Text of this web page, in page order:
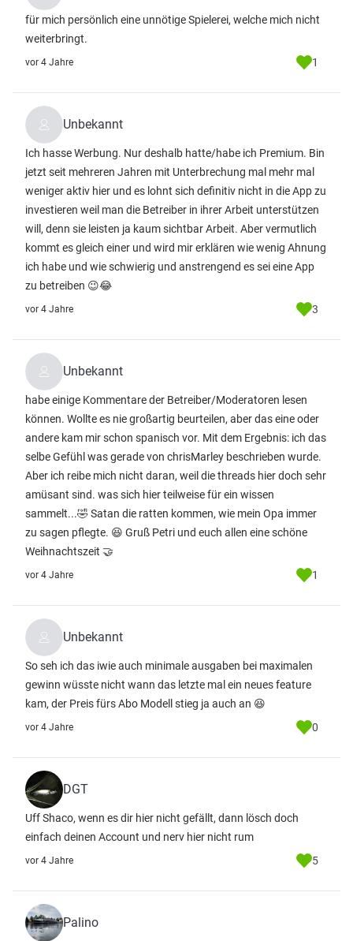
für mich persönlich eine unnötige Spielerei, welche mich nicht
weiterbringt.
vor 4 Jahre 1
Unbekannt
Ich hasse Werbung. Nur deshalb hatte/habe ich Premium. Bin
jetzt seit mehreren Jahren mit Unterbrechung mal mehr mal
weniger aktiv hier und es lohnt sich definitiv nicht in die App zu
investieren weil man die Betreiber in ihrer Arbeit unterstützen
will, denn sie leisten ja kaum sichtbar Arbeit. Aber vermutlich
kommt es gleich einer und wird mir erklären wie wenig Ahnung
ich habe und wie schwierig und anstrengend es sei eine App
zu betreiben 😉😂
vor 4 Jahre 3
Unbekannt
habe einige Kommentare der Betreiber/Moderatoren lesen
können. Wollte es nie großartig beurteilen, aber das eine oder
andere kam mir schon spanisch vor. Mit dem Ergebnis: ich das
selbe Gefühl was gerade von chrisMarley beschrieben wurde.
Aber ich reibe mich nicht daran, weil die threads hier doch sehr
amüsant sind. was sich hier teilweise für ein wissen
sammelt...🤣 Satan die ratten kommen, wie mein Opa immer
zu sagen pflegte. 😆 Gruß Petri und euch allen eine schöne
Weihnachtszeit 🤝
vor 4 Jahre 1
Unbekannt
So seh ich das iwie auch minimale ausgaben bei maximalen
gewinn wüsste nicht wann das letzte mal ein neues feature
kam, der Preis fürs Abo Modell stieg ja auch an 😆
vor 4 Jahre 0
DGT
Uff Shaco, wenn es dir hier nicht gefällt, dann lösch doch
einfach deinen Account und nerv hier nicht rum
vor 4 Jahre 5
Palino